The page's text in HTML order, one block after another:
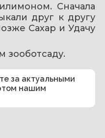
Сначала
друг к другу
Сахар и Удачу
зооботсаду.
за актуальными
нашим